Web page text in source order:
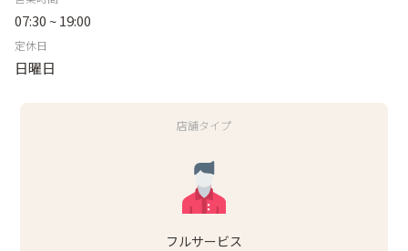
07:30 ~ 19:00
定休日
日曜日
店舗タイプ
フルサービス